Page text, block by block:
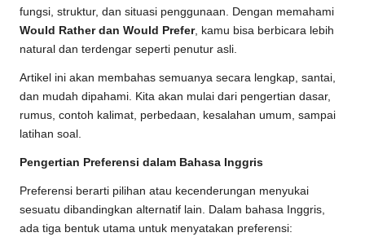
fungsi, struktur, dan situasi penggunaan. Dengan memahami
Would Rather dan Would Prefer, kamu bisa berbicara lebih
natural dan terdengar seperti penutur asli.
Artikel ini akan membahas semuanya secara lengkap, santai,
dan mudah dipahami. Kita akan mulai dari pengertian dasar,
rumus, contoh kalimat, perbedaan, kesalahan umum, sampai
latihan soal.
Pengertian Preferensi dalam Bahasa Inggris
Preferensi berarti pilihan atau kecenderungan menyukai
sesuatu dibandingkan alternatif lain. Dalam bahasa Inggris,
ada tiga bentuk utama untuk menyatakan preferensi: